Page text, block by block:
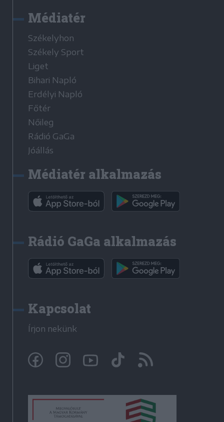
Médiatér
Székelyhon
Székely Sport
Liget
Bihari Napló
Erdélyi Napló
Főtér
Nőileg
Rádió GaGa
Jóállás
Médiatér alkalmazás
Rádió GaGa alkalmazás
Kapcsolat
Írjon nekünk